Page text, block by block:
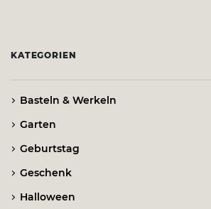
KATEGORIEN
Basteln & Werkeln
Garten
Geburtstag
Geschenk
Halloween